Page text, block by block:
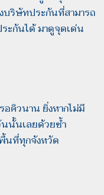
บริษัทประกันที่สามารถ
ะกันได้ มาดูจุดเด่น
อคิวนาน ยิ่งหากไม่มี
นนั้นเลยด้วยซ้ำ
นที่ทุกจังหวัด